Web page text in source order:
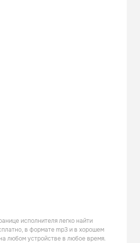
Поп
исполнителя легко найти
в формате mp3 и в хорошем
любом устройстве в любое время.